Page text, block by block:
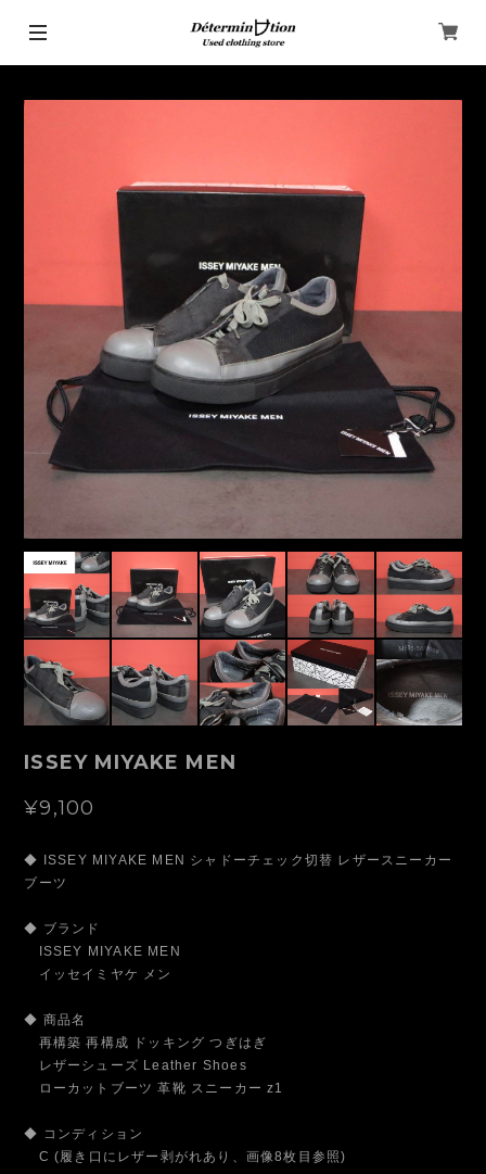
ISSEY MIYAKE MEN
¥9,100
◆ ISSEY MIYAKE MEN シャドーチェック切替 レザースニーカー
ブーツ
◆ ブランド
ISSEY MIYAKE MEN
イッセイミヤケ メン
◆ 商品名
再構築 再構成 ドッキング つぎはぎ
レザーシューズ Leather Shoes
ローカットブーツ 革靴 スニーカー z1
◆ コンディション
C (履き口にレザー剥がれあり、画像8枚目参照)